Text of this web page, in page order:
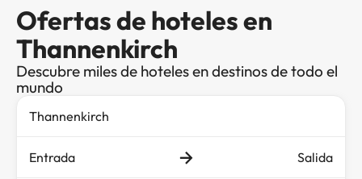
Ofertas de hoteles en
Thannenkirch
Descubre miles de hoteles en destinos de todo el
mundo
Entrada Salida